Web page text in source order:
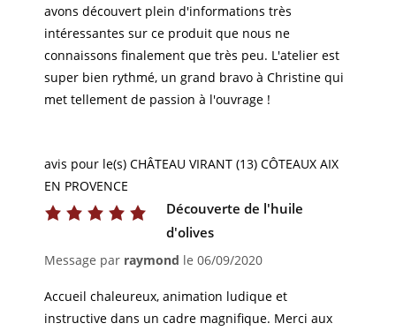
avons découvert plein d'informations très
intéressantes sur ce produit que nous ne
connaissons finalement que très peu. L'atelier est
super bien rythmé, un grand bravo à Christine qui
met tellement de passion à l'ouvrage !
avis pour le(s) CHÂTEAU VIRANT (13) CÔTEAUX AIX
EN PROVENCE
Découverte de l'huile
d'olives
Message par raymond le 06/09/2020
Accueil chaleureux, animation ludique et
instructive dans un cadre magnifique. Merci aux